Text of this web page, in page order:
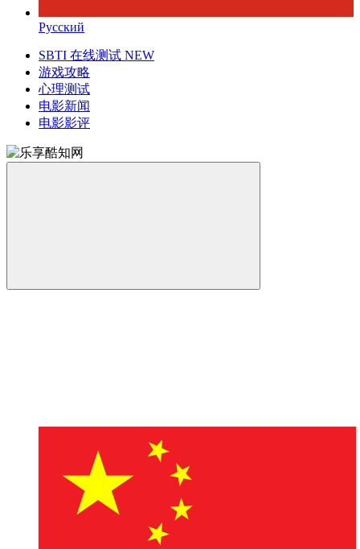
Русский
SBTI 在线测试 NEW
游戏攻略
心理测试
电影新闻
电影影评